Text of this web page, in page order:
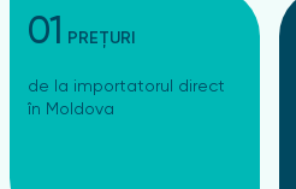
01 PREȚURI
de la importatorul direct
în Moldova